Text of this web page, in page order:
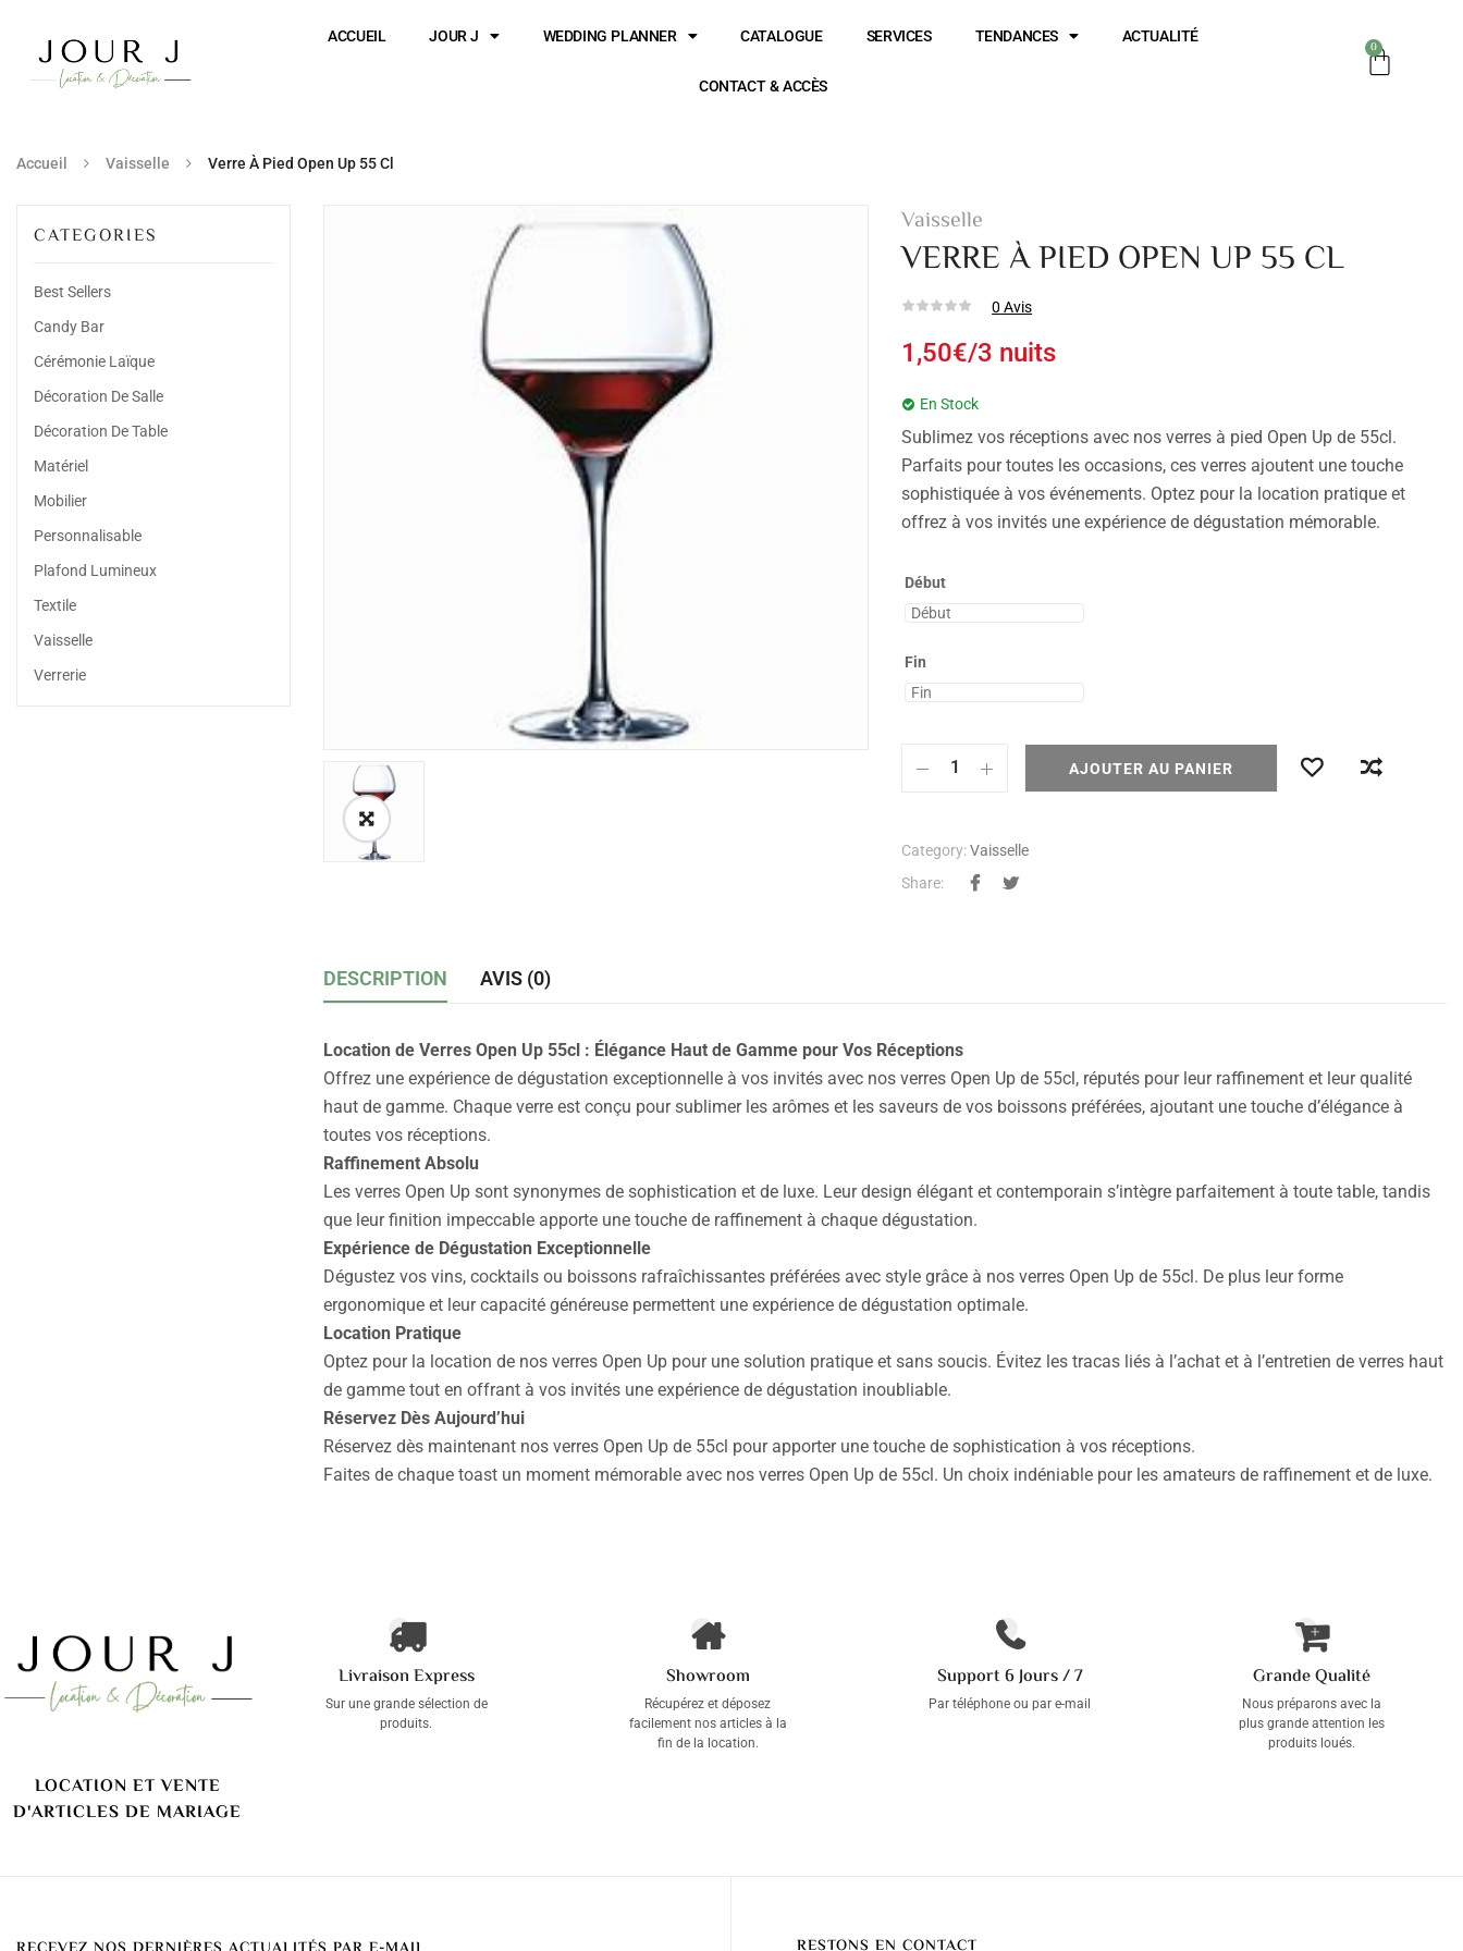
ACCUEIL JOUR J WEDDING PLANNER CATALOGUE SERVICES TENDANCES ACTUALITÉ
CONTACT & ACCÈS
0
Accueil Vaisselle Verre À Pied Open Up 55 Cl
CATEGORIES
Best Sellers
Candy Bar
Cérémonie Laïque
Décoration De Salle
Décoration De Table
Matériel
Mobilier
Personnalisable
Plafond Lumineux
Textile
Vaisselle
Verrerie
Vaisselle
VERRE À PIED OPEN UP 55 CL
0 Avis
1,50€/3 nuits
En Stock
Sublimez vos réceptions avec nos verres à pied Open Up de 55cl.
Parfaits pour toutes les occasions, ces verres ajoutent une touche
sophistiquée à vos événements. Optez pour la location pratique et
offrez à vos invités une expérience de dégustation mémorable.
Début
Fin
AJOUTER AU PANIER
Category:Vaisselle
Share:
DESCRIPTION AVIS (0)
Location de Verres Open Up 55cl : Élégance Haut de Gamme pour Vos Réceptions
Offrez une expérience de dégustation exceptionnelle à vos invités avec nos verres Open Up de 55cl, réputés pour leur raffinement et leur qualité
haut de gamme. Chaque verre est conçu pour sublimer les arômes et les saveurs de vos boissons préférées, ajoutant une touche d’élégance à
toutes vos réceptions.
Raffinement Absolu
Les verres Open Up sont synonymes de sophistication et de luxe. Leur design élégant et contemporain s’intègre parfaitement à toute table, tandis
que leur finition impeccable apporte une touche de raffinement à chaque dégustation.
Expérience de Dégustation Exceptionnelle
Dégustez vos vins, cocktails ou boissons rafraîchissantes préférées avec style grâce à nos verres Open Up de 55cl. De plus leur forme
ergonomique et leur capacité généreuse permettent une expérience de dégustation optimale.
Location Pratique
Optez pour la location de nos verres Open Up pour une solution pratique et sans soucis. Évitez les tracas liés à l’achat et à l’entretien de verres haut
de gamme tout en offrant à vos invités une expérience de dégustation inoubliable.
Réservez Dès Aujourd’hui
Réservez dès maintenant nos verres Open Up de 55cl pour apporter une touche de sophistication à vos réceptions.
Faites de chaque toast un moment mémorable avec nos verres Open Up de 55cl. Un choix indéniable pour les amateurs de raffinement et de luxe.
LOCATION ET VENTE
D'ARTICLES DE MARIAGE
Livraison Express
Sur une grande sélection de
produits.
Showroom
Récupérez et déposez
facilement nos articles à la
fin de la location.
Support 6 Jours / 7
Par téléphone ou par e-mail
Grande Qualité
Nous préparons avec la
plus grande attention les
produits loués.